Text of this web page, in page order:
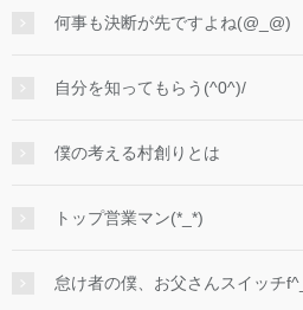
何事も決断が先ですよね(@_@)
自分を知ってもらう(^0^)/
僕の考える村創りとは
トップ営業マン(*_*)
怠け者の僕、お父さんスイッチ